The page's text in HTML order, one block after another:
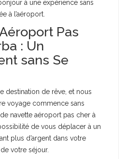
à une expérience sans
à l’aéroport.
Pas
: Un
sans Se
destination de rêve, et nous
voyage commence sans
navette aéroport pas cher à
de vous déplacer à un
plus d’argent dans votre
votre séjour.